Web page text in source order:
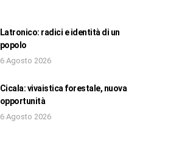
Latronico: radici e identità di un
popolo
6 Agosto 2026
Cicala: vivaistica forestale, nuova
opportunità
6 Agosto 2026